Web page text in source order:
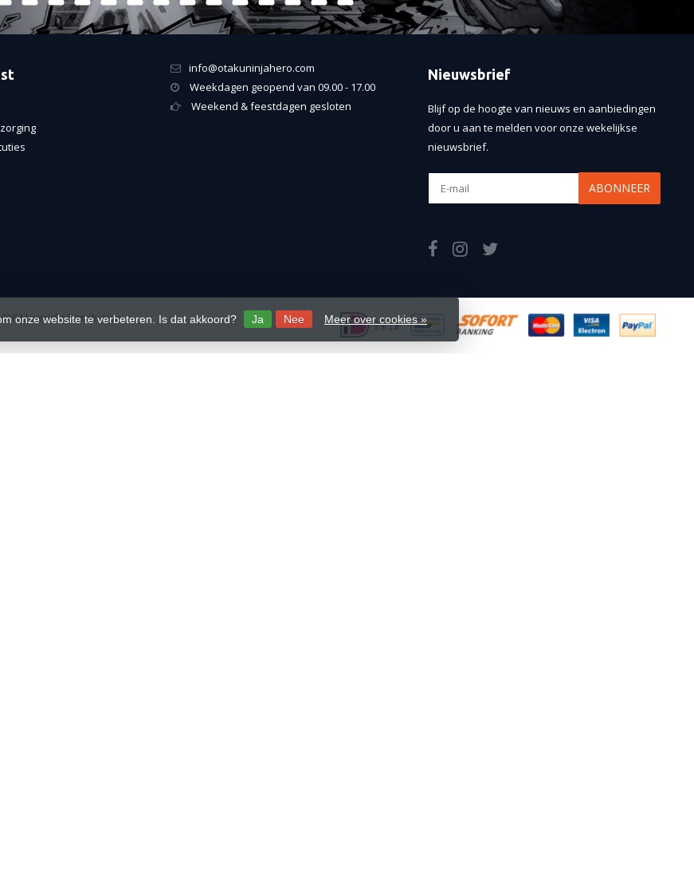
info@otakuninjahero.com
Weekdagen geopend van 09.00 - 17.00
Weekend & feestdagen gesloten
Nieuwsbrief
Blijf op de hoogte van nieuws en aanbiedingen
door u aan te melden voor onze wekelijkse
nieuwsbrief.
ABONNEER
onze website te verbeteren. Is dat akkoord? Ja Nee Meer over cookies »
Mavericks Distribution